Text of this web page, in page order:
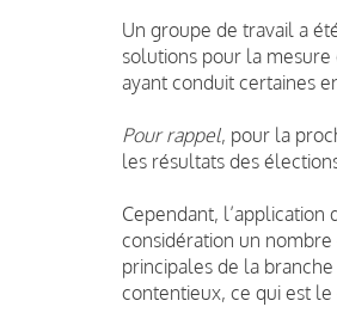
Un groupe de travail a
solutions pour la mesure
ayant conduit certaines
Pour rappel, pour la
les résultats des
Cependant,
considération un
principales de la
contentieux, ce qui est